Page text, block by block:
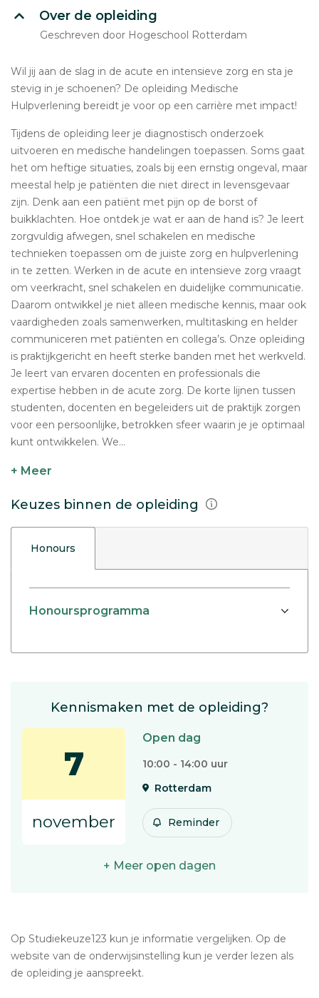
Over de opleiding
Geschreven door Hogeschool Rotterdam
Wil jij aan de slag in de acute en intensieve zorg en sta je
stevig in je schoenen? De opleiding Medische
Hulpverlening bereidt je voor op een carrière met impact!
Tijdens de opleiding leer je diagnostisch onderzoek
uitvoeren en medische handelingen toepassen. Soms gaat
het om heftige situaties, zoals bij een ernstig ongeval, maar
meestal help je patiënten die niet direct in levensgevaar
zijn. Denk aan een patiënt met pijn op de borst of
buikklachten. Hoe ontdek je wat er aan de hand is? Je leert
zorgvuldig afwegen, snel schakelen en medische
technieken toepassen om de juiste zorg en hulpverlening
in te zetten. Werken in de acute en intensieve zorg vraagt
om veerkracht, snel schakelen en duidelijke communicatie.
Daarom ontwikkel je niet alleen medische kennis, maar ook
vaardigheden zoals samenwerken, multitasking en helder
communiceren met patiënten en collega’s. Onze opleiding
is praktijkgericht en heeft sterke banden met het werkveld.
Je leert van ervaren docenten en professionals die
expertise hebben in de acute zorg. De korte lijnen tussen
studenten, docenten en begeleiders uit de praktijk zorgen
voor een persoonlijke, betrokken sfeer waarin je je optimaal
kunt ontwikkelen. We...
+ Meer
Keuzes binnen de opleiding
Honours
Honoursprogramma
Kennismaken met de opleiding?
7
november
Open dag
10:00 - 14:00 uur
Rotterdam
Reminder
+ Meer open dagen
Op Studiekeuze123 kun je informatie vergelijken. Op de
website van de onderwijsinstelling kun je verder lezen als
de opleiding je aanspreekt.